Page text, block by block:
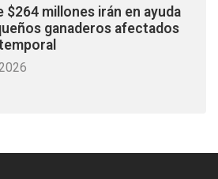
$264 millones irán en ayuda
ganaderos afectados